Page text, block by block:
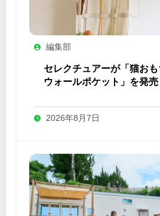
編集部
セレクチュアーが「猫お
ウォールポケット」を発売
2026年8月7日